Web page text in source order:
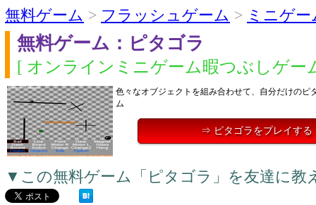
無料ゲーム > フラッシュゲーム > ミニゲー
無料ゲーム：ピタゴラ
[ オンラインミニゲーム暇つぶしゲー
色々なオブジェクトを組み合わせて、自分だけのピ
ム
⇒ ピタゴラをプレイする
▼この無料ゲーム「ピタゴラ」を友達に教